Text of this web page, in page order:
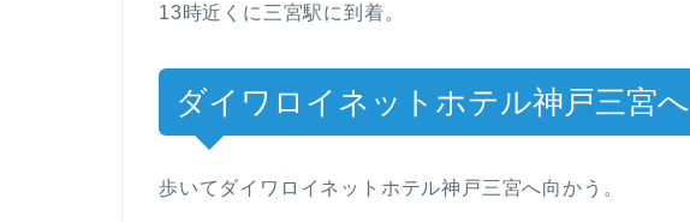
13時近くに三宮駅に到着。
ダイワロイネットホテル神戸三宮へ
歩いてダイワロイネットホテル神戸三宮へ向かう。